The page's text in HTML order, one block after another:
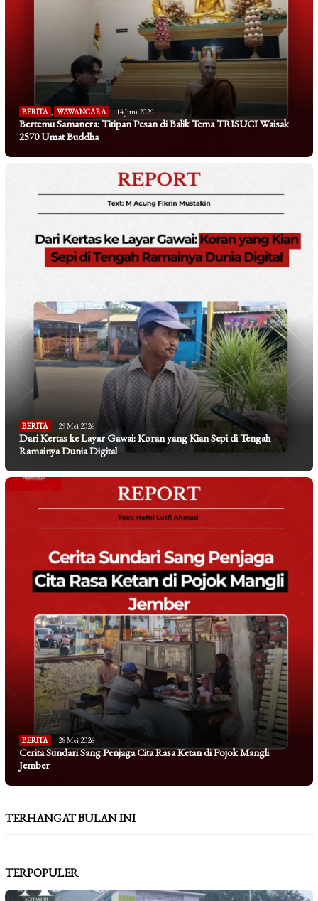
BERITA , WAWANCARA 14 Juni 2026
Bertemu Samanera: Titipan Pesan di Balik Tema TRISUCI Waisak
2570 Umat Buddha
BERITA 29 Mei 2026
Dari Kertas ke Layar Gawai: Koran yang Kian Sepi di Tengah
Ramainya Dunia Digital
BERITA 28 Mei 2026
Cerita Sundari Sang Penjaga Cita Rasa Ketan di Pojok Mangli
Jember
TERHANGAT BULAN INI
TERPOPULER